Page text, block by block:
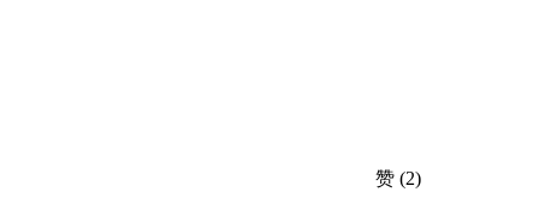
赞 (2)